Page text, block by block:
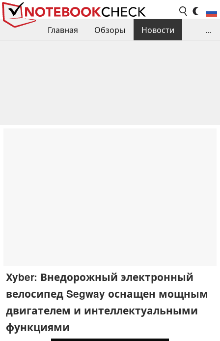
Главная Обзоры
Новости
...
Xyber: Внедорожный электронный
велосипед Segway оснащен мощным
двигателем и интеллектуальными
функциями